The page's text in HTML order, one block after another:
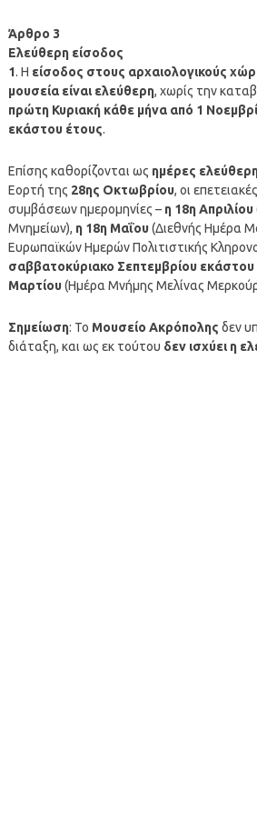
Άρθρο 3
Ελεύθερη είσοδος
1. Η είσοδος στους αρχαιολογικούς
μουσεία είναι ελεύθερη, χωρίς την
πρώτη Κυριακή κάθε μήνα από 1
εκάστου έτους.
Επίσης καθορίζονται ως ημέρες
Εορτή της 28ης Οκτωβρίου, οι
συμβάσεων ημερομηνίες – η 18η Απριλίου
Μνημείων), η 18η Μαΐου(Διεθνής Ημέρα
Ευρωπαϊκών Ημερών Πολιτιστικής
σαββατοκύριακο Σεπτεμβρίου εκάστου
Μαρτίου(Ημέρα Μνήμης Μελίνας
Σημείωση: Το Μουσείο Ακρόπολης δεν
διάταξη, και ως εκ τούτου δεν ισχύει η